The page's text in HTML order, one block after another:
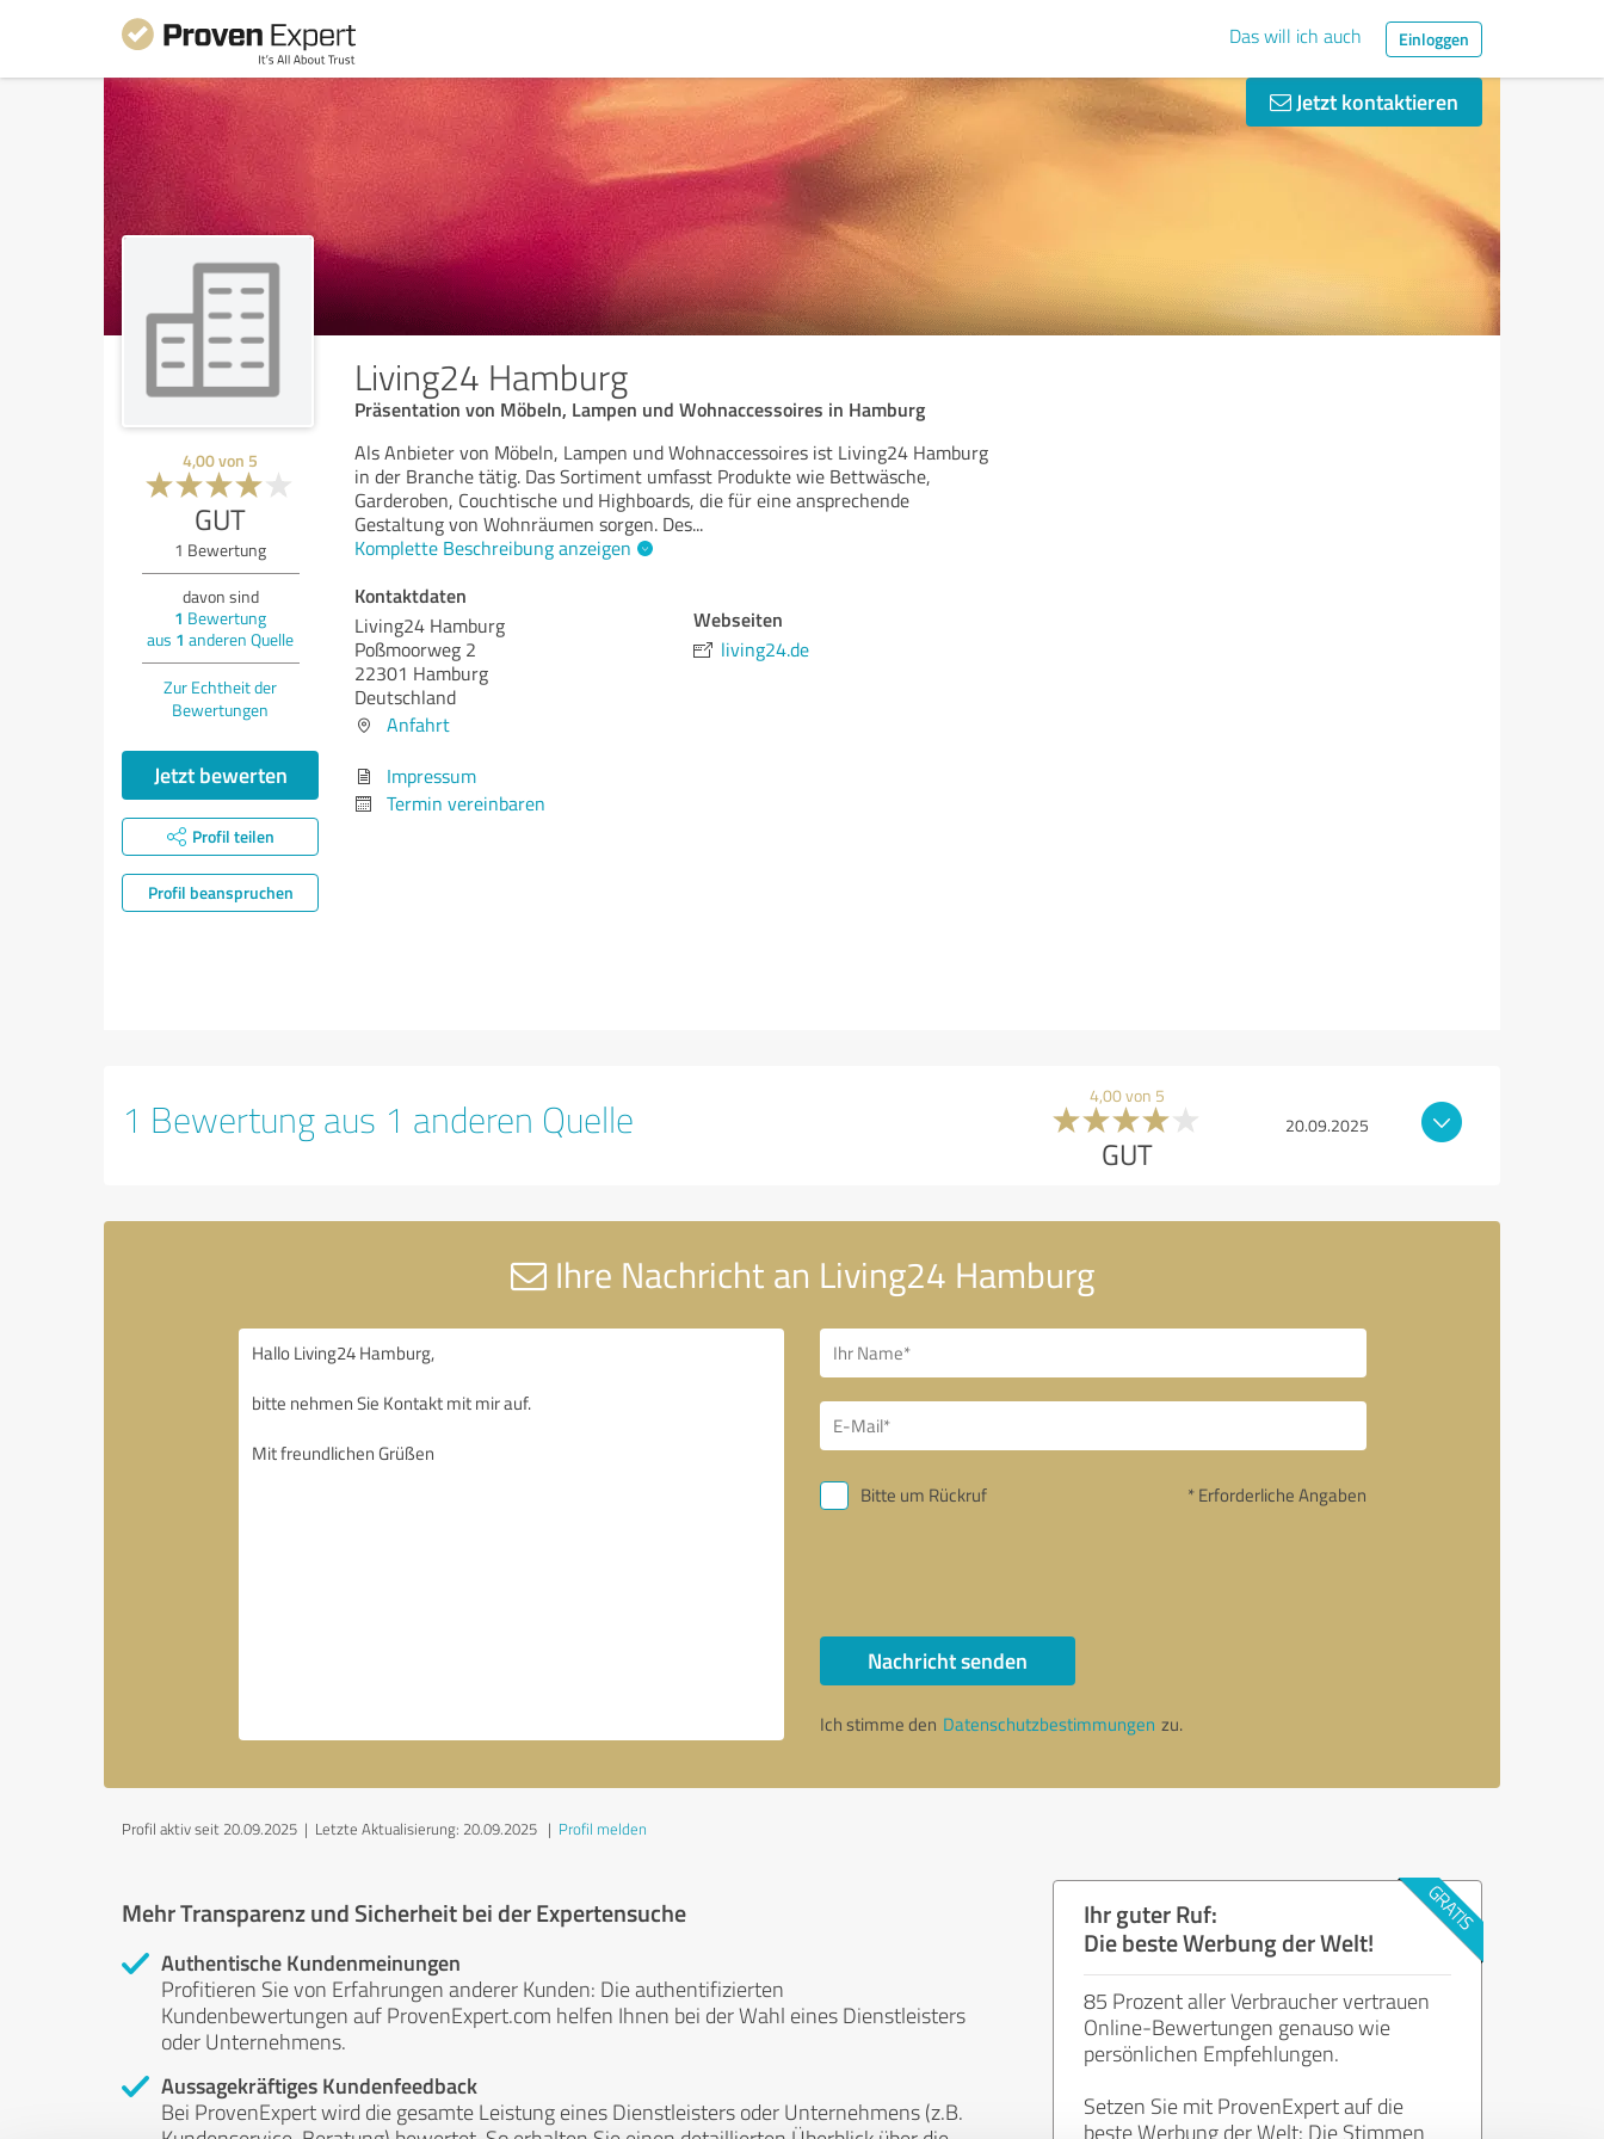
Das will ich auch Einloggen
Jetzt kontaktieren
Living24 Hamburg
Präsentation von Möbeln, Lampen und Wohnaccessoires in Hamburg
4,00von 5
GUT
1 Bewertung
davon sind
1 Bewertung
aus 1 anderen Quelle
Zur Echtheit der
Bewertungen
Jetzt bewerten
Profil teilen
Profil beanspruchen
Als Anbieter von Möbeln, Lampen und Wohnaccessoires ist Living24 Hamburg
in der Branche tätig. Das Sortiment umfasst Produkte wie Bettwäsche,
Garderoben, Couchtische und Highboards, die für eine ansprechende
Gestaltung von Wohnräumen sorgen. Des...
Komplette Beschreibung anzeigen
Kontaktdaten
Living24 Hamburg
Poßmoorweg 2
22301 Hamburg
Deutschland
Anfahrt
Impressum
Termin vereinbaren
Webseiten
living24.de
1 Bewertung aus 1 anderen Quelle 4,00 von 5
GUT
20.09.2025
Ihre Nachricht an Living24 Hamburg
Bitte um Rückruf * Erforderliche Angaben
Nachricht senden
Ich stimme den Datenschutzbestimmungen zu.
Profil aktiv seit 20.09.2025 | Letzte Aktualisierung: 20.09.2025 | Profil melden
Mehr Transparenz und Sicherheit bei der Expertensuche
Authentische Kundenmeinungen
Profitieren Sie von Erfahrungen anderer Kunden: Die authentifizierten
Kundenbewertungen auf ProvenExpert.com helfen Ihnen bei der Wahl eines Dienstleisters
oder Unternehmens.
Aussagekräftiges Kundenfeedback
Bei ProvenExpert wird die gesamte Leistung eines Dienstleisters oder Unternehmens (z.B.
Ihr guter Ruf:
Die beste Werbung der Welt!
85 Prozent aller Verbraucher vertrauen
Online-Bewertungen genauso wie
persönlichen Empfehlungen.
Setzen Sie mit ProvenExpert auf die
beste Werbung der Welt: Die Stimmen